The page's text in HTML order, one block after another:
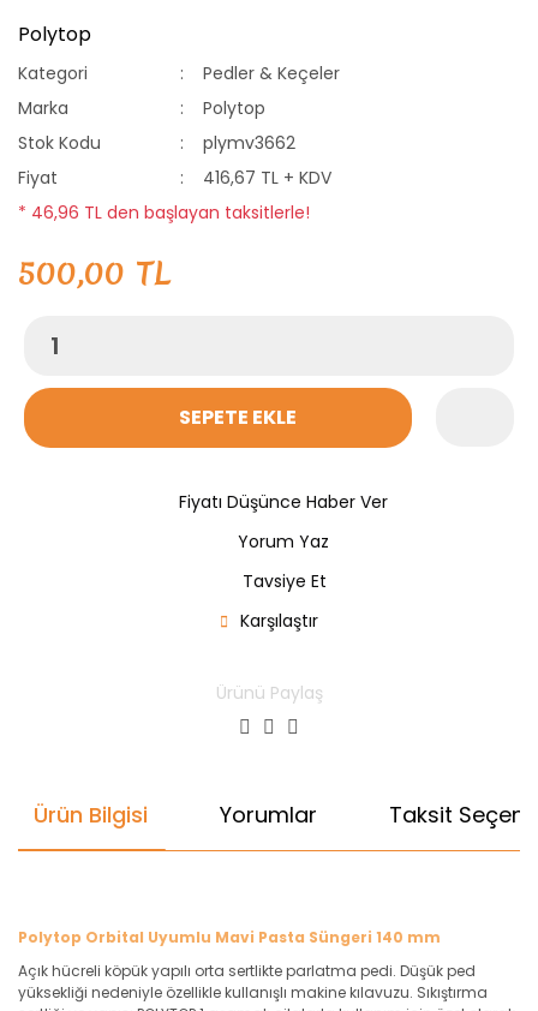
Polytop
Kategori
Pedler & Keçeler
Marka
Polytop
Stok Kodu
plymv3662
Fiyat
416,67 TL + KDV
* 46,96 TL den başlayan taksitlerle!
500,00 TL
SEPETE EKLE
Fiyatı Düşünce Haber Ver
Yorum Yaz
Tavsiye Et
Karşılaştır
Ürünü Paylaş
Ürün Bilgisi Yorumlar Taksit
Polytop Orbital Uyumlu Mavi Pasta Süngeri 140 mm
Açık hücreli köpük yapılı orta sertlikte parlatma pedi. Düşük ped
yüksekliği nedeniyle özellikle kullanışlı makine kılavuzu. Sıkıştırma